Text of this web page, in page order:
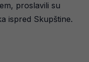
proslavili su
ispred Skupštine.